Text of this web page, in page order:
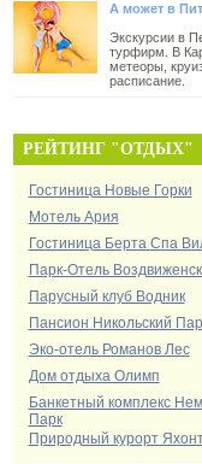
А может в
Экскурсии в
турфирм. В
метеоры,
расписание.
РЕЙТИНГ "ОТДЫХ"
Гостиница Новые Горки
Мотель Ария
Гостиница Берта Спа
Парк-Отель
Парусный клуб Водник
Пансион Никольский
Эко-отель Романов Лес
Дом отдыха Олимп
Банкетный комплекс
Парк
Природный курорт